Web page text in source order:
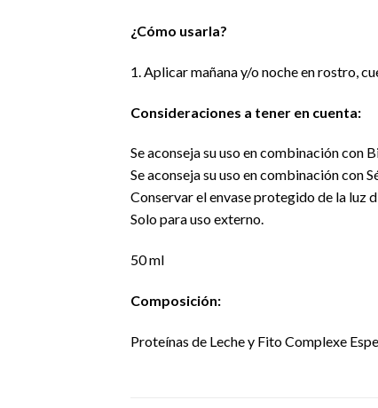
¿Cómo usarla?
1. Aplicar mañana y/o noche en rostro,
Consideraciones a tener en cuenta:
Se aconseja su uso en combinación
Se aconseja su uso en combinación con
Conservar el envase protegido de la luz
Solo para uso externo.
50 ml
Composición:
Proteínas de Leche y Fito Complexe